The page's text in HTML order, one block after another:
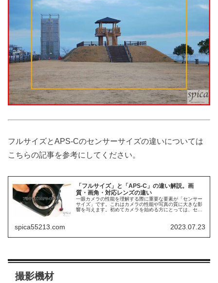
フルサイズとAPS-Cのセンサーサイズの違いについては
こちらの記事を参考にしてください。
「フルサイズ」と「APS-C」の違い解説。画
質・画角・対応レンズの違い
一眼カメラの性能を理解する際に重要な要素が「センサー
サイズ」です。これはカメラの性能や写真の質に大きな影
響を与えます。初めてカメラを始める方にとっては、セン
spica55213.com 2023.07.23
撮影機材